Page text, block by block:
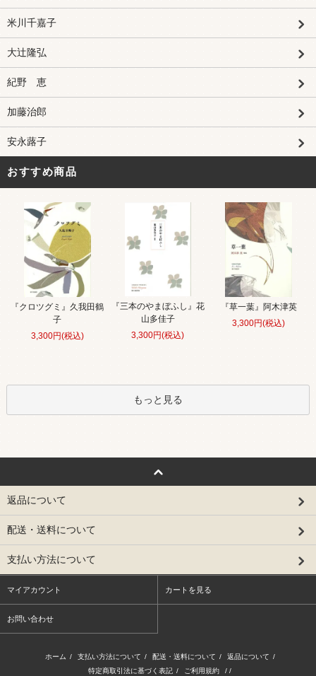
米川千嘉子
大辻隆弘
紀野 恵
加藤治郎
安永蕗子
おすすめ商品
『クロツグミ』久我田鶴
子
3,300円(税込)
『三本のやまぼふし』花
山多佳子
3,300円(税込)
『草一葉』阿木津英
3,300円(税込)
もっと見る
返品について
配送・送料について
支払い方法について
マイアカウント カートを見る
お問い合わせ
ホーム / 支払い方法について / 配送・送料について / 返品について /
特定商取引法に基づく表記 / ご利用規約 / /